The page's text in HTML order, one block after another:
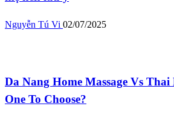
Nguyễn Tú Vi 02/07/2025
Da Nang Home Massage Vs Thai
One To Choose?